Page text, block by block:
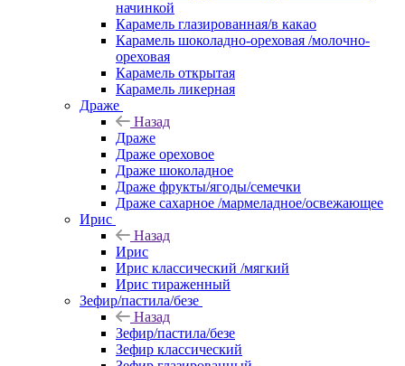
начинкой
Карамель глазированная/в какао
Карамель шоколадно-ореховая /молочно-
ореховая
Карамель открытая
Карамель ликерная
Драже
Назад
Драже
Драже ореховое
Драже шоколадное
Драже фрукты/ягоды/семечки
Драже сахарное /мармеладное/освежающее
Ирис
Назад
Ирис
Ирис классический /мягкий
Ирис тираженный
Зефир/пастила/безе
Назад
Зефир/пастила/безе
Зефир классический